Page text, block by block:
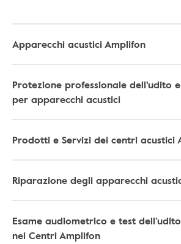
Apparecchi acustici Amplifon
Protezione professionale dell'udito
per apparecchi acustici
Prodotti e Servizi dei centri acustici
Riparazione degli apparecchi
Esame audiometrico e test
nei Centri Amplifon